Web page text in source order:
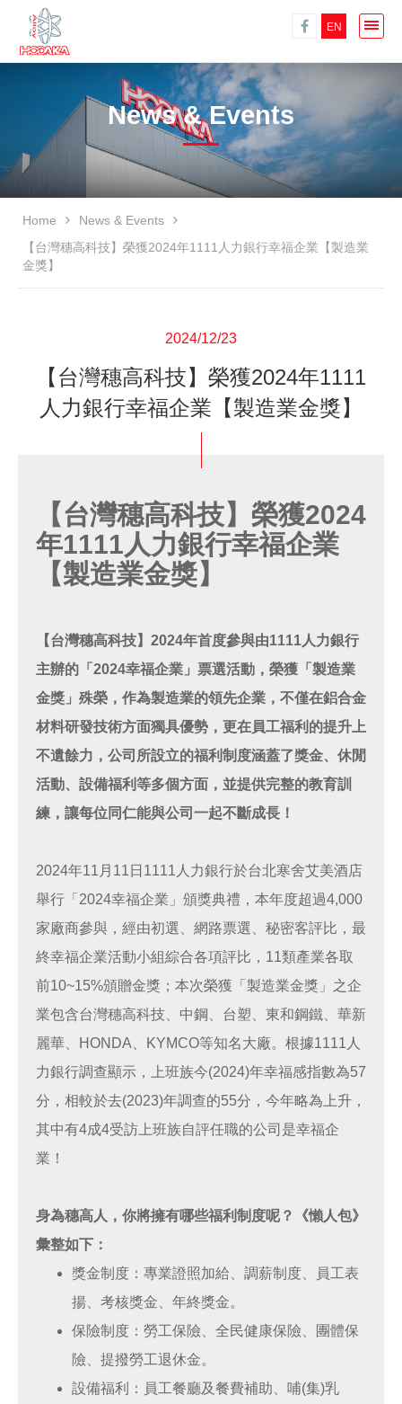
EN
News & Events
Home
News & Events
【台灣穗高科技】榮獲2024年1111人力銀行幸福企業【製造業
金獎】
2024/12/23
【台灣穗高科技】榮獲2024年1111
人力銀行幸福企業【製造業金獎】
【台灣穗高科技】榮獲2024
年1111人力銀行幸福企業
【製造業金獎】
【台灣穗高科技】2024年首度參與由1111人力銀行
主辦的「2024幸福企業」票選活動，榮獲「製造業
金獎」殊榮，作為製造業的領先企業，不僅在鋁合金
材料研發技術方面獨具優勢，更在員工福利的提升上
不遺餘力，公司所設立的福利制度涵蓋了獎金、休閒
活動、設備福利等多個方面，並提供完整的教育訓
練，讓每位同仁能與公司一起不斷成長！
2024年11月11日1111人力銀行於台北寒舍艾美酒店
舉行「2024幸福企業」頒獎典禮，本年度超過4,000
家廠商參與，經由初選、網路票選、秘密客評比，最
終幸福企業活動小組綜合各項評比，11類產業各取
前10~15%頒贈金獎；本次榮獲「製造業金獎」之企
業包含台灣穗高科技、中鋼、台塑、東和鋼鐵、華新
麗華、HONDA、KYMCO等知名大廠。根據1111人
力銀行調查顯示，上班族今(2024)年幸福感指數為57
分，相較於去(2023)年調查的55分，今年略為上升，
其中有4成4受訪上班族自評任職的公司是幸福企
業！
身為穗高人，你將擁有哪些福利制度呢？《懶人包》
彙整如下：
獎金制度：專業證照加給、調薪制度、員工表
揚、考核獎金、年終獎金。
保險制度：勞工保險、全民健康保險、團體保
險、提撥勞工退休金。
設備福利：員工餐廳及餐費補助、哺(集)乳